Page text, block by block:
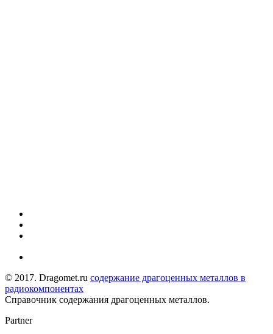
© 2017. Dragomet.ru содержание драгоценных металлов в
радиокомпонентах
Справочник содержания драгоценных металлов.
Partner